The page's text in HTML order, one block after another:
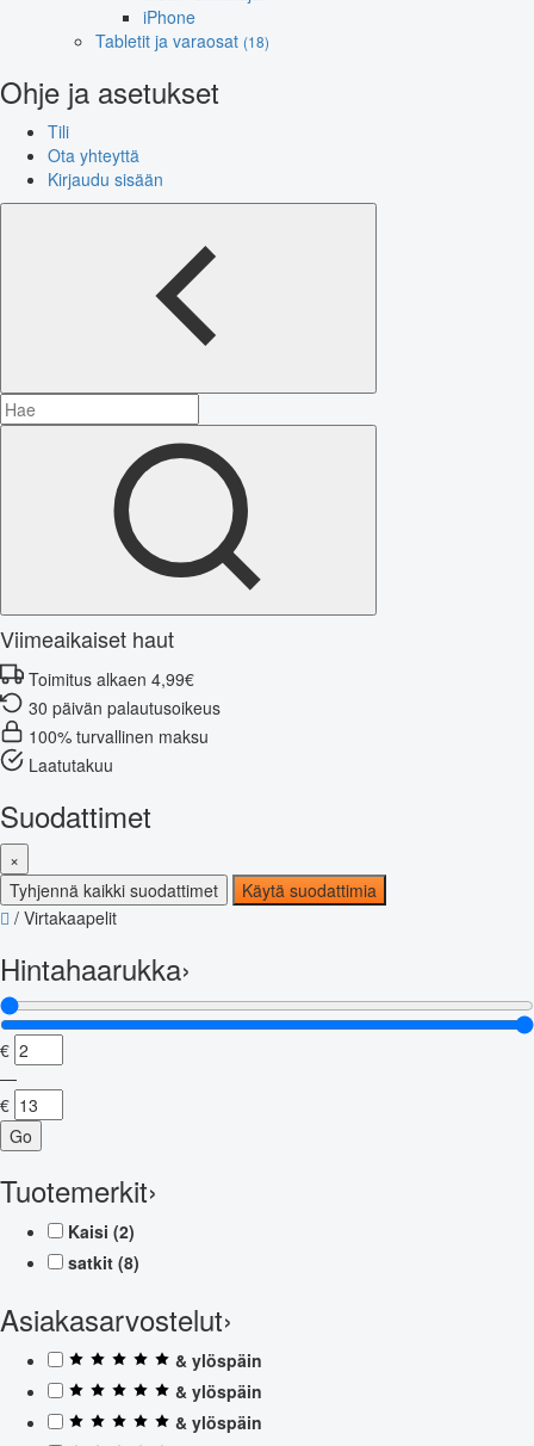
iPhone
Tabletit ja varaosat (18)
Ohje ja asetukset
Tili
Ota yhteyttä
Kirjaudu sisään
Viimeaikaiset haut
Toimitus alkaen 4,99€
30 päivän palautusoikeus
100% turvallinen maksu
Laatutakuu
Suodattimet
×
Tyhjennä kaikki suodattimet
Käytä suodattimia
/ Virtakaapelit
Hintahaarukka›
€
—
€
Go
Tuotemerkit›
Kaisi (2)
satkit (8)
Asiakasarvostelut›
& ylöspäin
& ylöspäin
& ylöspäin